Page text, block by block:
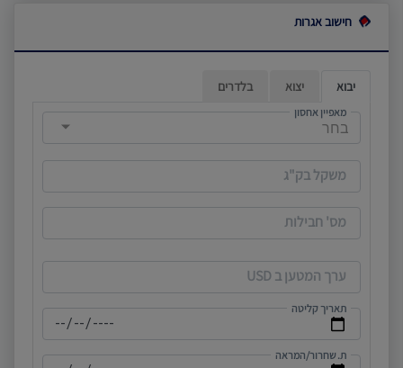
שימוש
מדיניות
הפרטיות
חישוב אגרות
יבוא יצוא בלדרים
בחר
מאפיין אחסון
משקל בק"ג
מס' חבילות
ערך המטען ב USD
תאריך קליטה
ת. שחרור/המראה